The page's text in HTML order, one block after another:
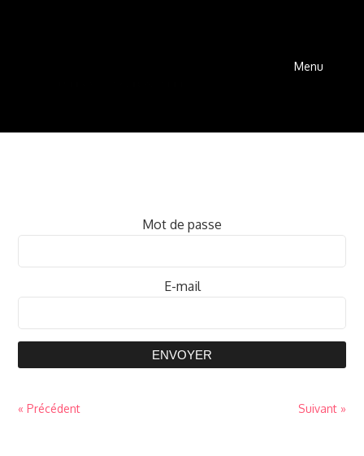
Menu
Mot de passe
E-mail
ENVOYER
« Précédent Suivant »